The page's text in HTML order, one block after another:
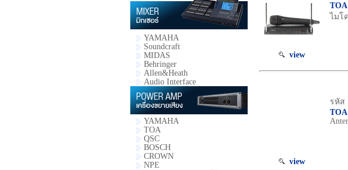
YAMAHA
Soundcraft
MIDAS
Behringer
Allen&Heath
Audio Interface
YAMAHA
TOA
QSC
BOSCH
CROWN
NPE
view
TOA
ไมโ
view
รหัส
TOA